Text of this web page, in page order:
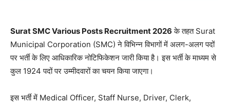
Surat SMC Various Posts Recruitment 2026 के तहत Surat
Municipal Corporation (SMC) ने विभिन्न विभागों में अलग-अलग पदों
पर भर्ती के लिए आधिकारिक नोटिफिकेशन जारी किया है। इस भर्ती के माध्यम से
कुल 1924 पदों पर उम्मीदवारों का चयन किया जाएगा।
इस भर्ती में Medical Officer, Staff Nurse, Driver, Clerk,